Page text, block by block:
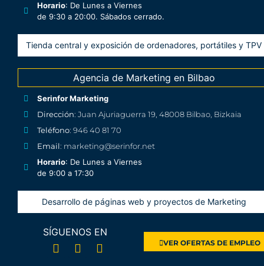
Horario: De Lunes a Viernes
de 9:30 a 20:00. Sábados cerrado.
Tienda central y exposición de ordenadores, portátiles y TPV
Agencia de Marketing en Bilbao
Serinfor Marketing
Dirección: Juan Ajuriaguerra 19, 48008 Bilbao, Bizkaia
Teléfono: 946 40 81 70
Email: marketing@serinfor.net
Horario: De Lunes a Viernes
de 9:00 a 17:30
Desarrollo de páginas web y proyectos de Marketing
SÍGUENOS EN
VER OFERTAS DE EMPLEO